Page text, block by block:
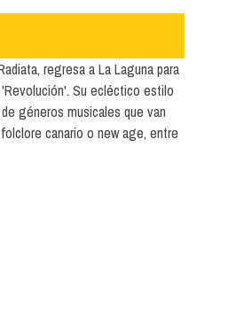
Cultura
Deporte y Naturaleza
FESTIVAL TAGANANA 2026
TENERIFE PHE FESTIVAL 2026
regresa a La Laguna para
Su ecléctico estilo
géneros musicales que van
canario o new age, entre